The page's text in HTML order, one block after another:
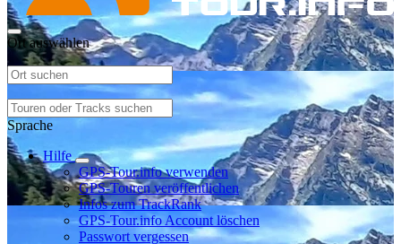
Ort auswählen
Sprache
Hilfe
GPS-Tour.info verwenden
GPS-Touren veröffentlichen
Infos zum TrackRank
GPS-Tour.info Account löschen
Passwort vergessen